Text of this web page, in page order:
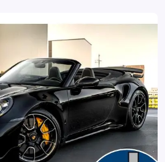
SPORT -10MM +
PPF FRONT + 20/21